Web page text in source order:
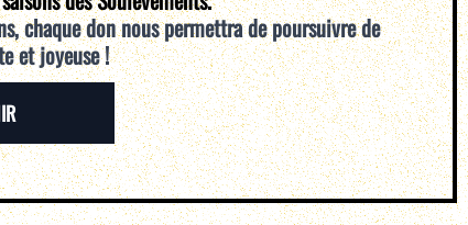
chaque don nous permettra de poursuivre de
et joyeuse !